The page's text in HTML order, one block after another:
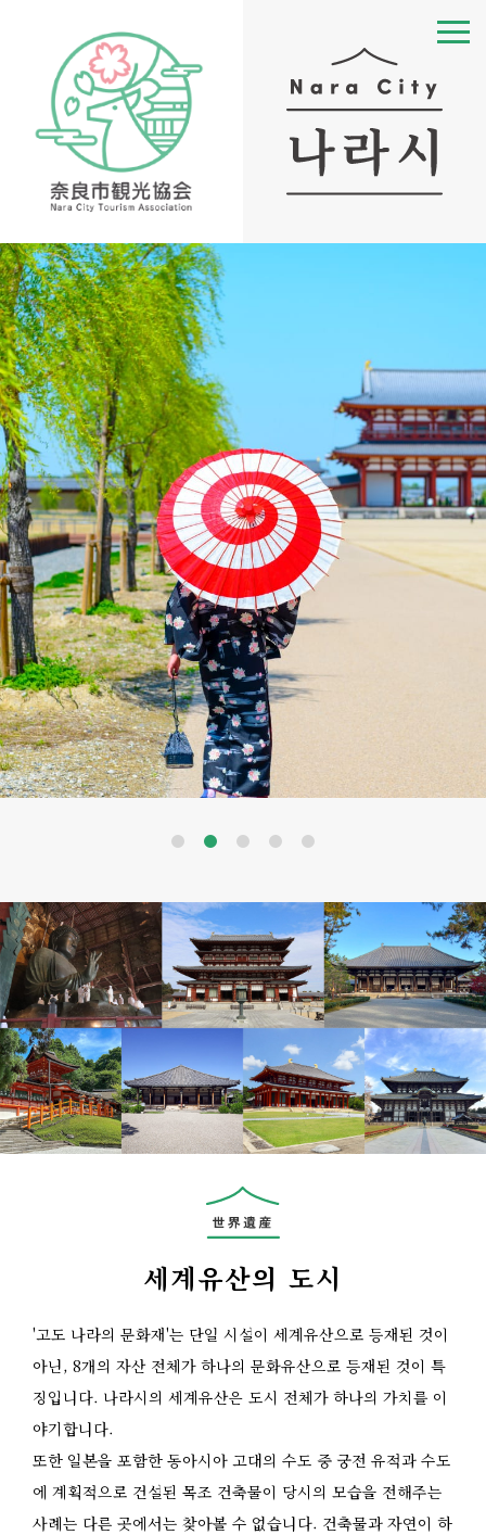
Previous
세계유산의 도시
'고도 나라의 문화재'는 단일 시설이 세계유산으로 등재된 것이
아닌, 8개의 자산 전체가 하나의 문화유산으로 등재된 것이 특
징입니다. 나라시의 세계유산은 도시 전체가 하나의 가치를 이
야기합니다.
또한 일본을 포함한 동아시아 고대의 수도 중 궁전 유적과 수도
에 계획적으로 건설된 목조 건축물이 당시의 모습을 전해주는
사례는 다른 곳에서는 찾아볼 수 없습니다. 건축물과 자연이 하